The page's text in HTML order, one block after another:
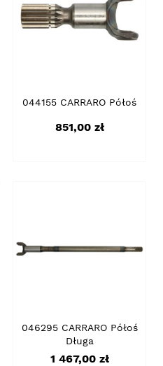
044155 CARRARO Półoś
Cena
851,00 zł
046295 CARRARO Półoś
Długa
Cena
1 467,00 zł